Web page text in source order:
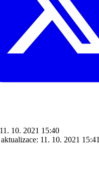
11. 10. 2021 15:40
11. 10. 2021 15:41